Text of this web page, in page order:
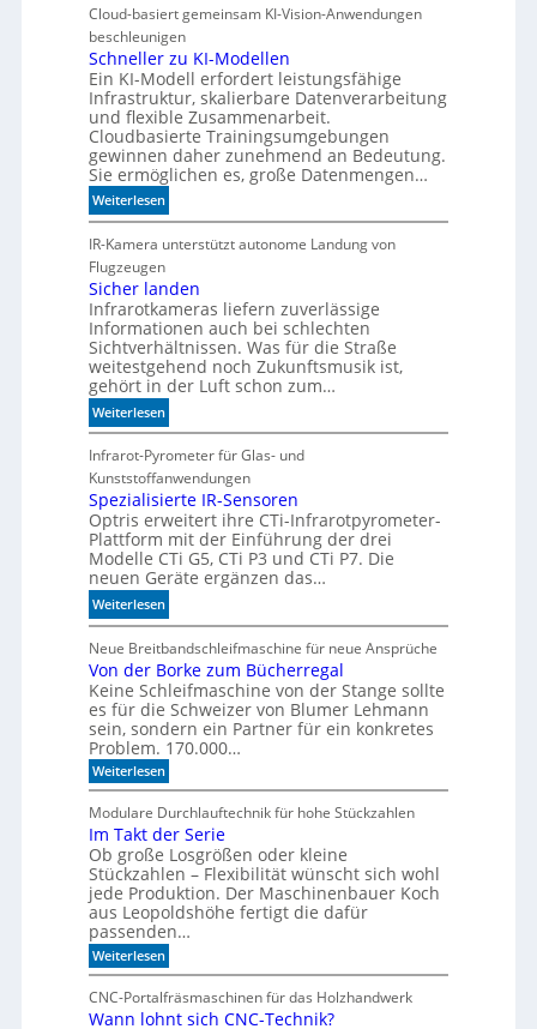
e
n
n
d
i
e
K
I
m
i
t
d
e
n
k
t
Cloud-basiert gemeinsam KI-Vision-Anwendungen
beschleunigen
Schneller zu KI-Modellen
Ein KI-Modell erfordert leistungsfähige
Infrastruktur, skalierbare Datenverarbeitung
und flexible Zusammenarbeit.
Cloudbasierte Trainingsumgebungen
gewinnen daher zunehmend an Bedeutung.
Sie ermöglichen es, große Datenmengen…
Weiterlesen:
S
c
h
n
e
l
l
e
r
z
u
K
I
-
M
o
d
e
l
l
e
n
IR-Kamera unterstützt autonome Landung von
Flugzeugen
Sicher landen
Infrarotkameras liefern zuverlässige
Informationen auch bei schlechten
Sichtverhältnissen. Was für die Straße
weitestgehend noch Zukunftsmusik ist,
gehört in der Luft schon zum…
Weiterlesen:
S
i
c
h
e
r
l
a
n
d
e
n
Infrarot-Pyrometer für Glas- und
Kunststoffanwendungen
Spezialisierte IR-Sensoren
Optris erweitert ihre CTi-Infrarotpyrometer-
Plattform mit der Einführung der drei
Modelle CTi G5, CTi P3 und CTi P7. Die
neuen Geräte ergänzen das…
Weiterlesen:
S
p
e
z
a
i
s
i
e
r
t
e
I
R
-
S
e
Neue Breitbandschleifmaschine für neue Ansprüche
Von der Borke zum Bücherregal
Keine Schleifmaschine von der Stange sollte
es für die Schweizer von Blumer Lehmann
sein, sondern ein Partner für ein konkretes
Problem. 170.000…
Weiterlesen:
V
o
n
d
e
r
B
o
r
k
e
z
u
m
B
Modulare Durchlauftechnik für hohe Stückzahlen
Im Takt der Serie
Ob große Losgrößen oder kleine
Stückzahlen – Flexibilität wünscht sich wohl
jede Produktion. Der Maschinenbauer Koch
aus Leopoldshöhe fertigt die dafür
passenden…
Weiterlesen:
I
T
a
CNC-Portalfräsmaschinen für das Holzhandwerk
Wann lohnt sich CNC-Technik?